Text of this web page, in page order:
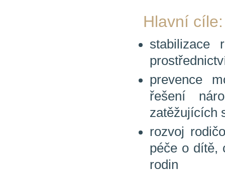
Hlavní cíle:
stabilizace
prevence
řešení
zatěžujících
rozvoj
péče o dítě,
rodin